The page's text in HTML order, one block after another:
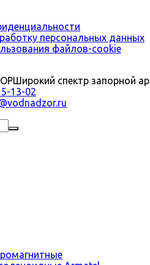
персональных данных
файлов-cookie
Широкий спектр запорной
13-02